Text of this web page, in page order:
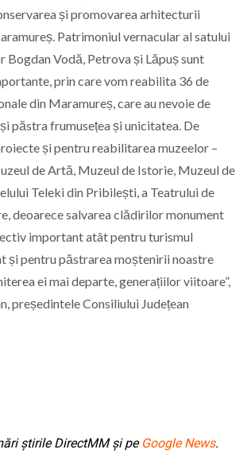
și promovarea arhitecturii
Patrimoniul vernacular al satului
Bogdan Vodă, Petrova și Lăpuș sunt
prin care vom reabilita 36 de
din Maramureș, care au nevoie de
păstra frumusețea și unicitatea. De
și pentru reabilitarea muzeelor –
de Artă, Muzeul de Istorie, Muzeul de
Teleki din Pribilești, a Teatrului de
deoarece salvarea clădirilor monument
important atât pentru turismul
și pentru păstrarea moștenirii noastre
ei mai departe, generațiilor viitoare”,
președintele Consiliului Județean
știrile DirectMM și pe Google News.